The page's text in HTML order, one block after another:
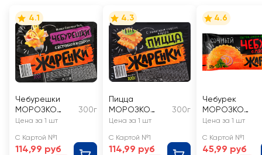
4.1
Чебурешки
МОРОЗКО
Жаренки с
сыром
300г
Цена за 1 шт
С Картой №1
114,99 руб
4.3
Пицца
МОРОЗКО
Жаренки
300г
Цена за 1 шт
С Картой №1
114,99 руб
4.6
Чебурек
МОРОЗКО
Жаренки с
Цена за 1 шт
С Картой №1
45,99 руб